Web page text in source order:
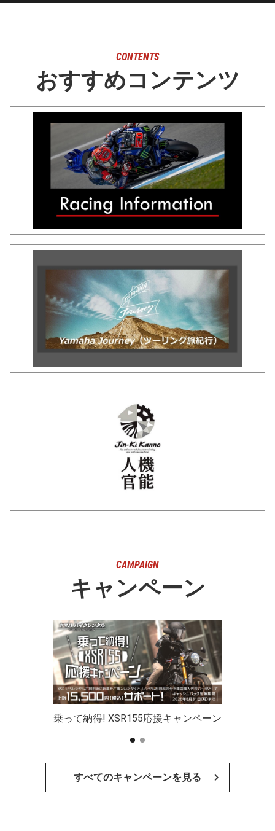
CONTENTS
おすすめコンテンツ
CAMPAIGN
キャンペーン
乗って納得! XSR155応援キャンペーン
すべてのキャンペーンを見る